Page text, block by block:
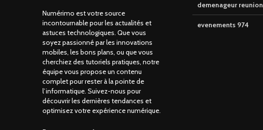
Numérimo est votre source
incontournable pour les actualités et
astuces technologiques. Que vous
soyez passionné par les innovations
mobiles, les bons plans, ou que vous
cherchiez des tutoriels pratiques, notre
équipe vous propose un contenu
complet pour rester à la pointe de
l’informatique. Suivez-nous pour
découvrir les dernières tendances et
optimisez votre expérience numérique.
demenageur reunion
evenements 974